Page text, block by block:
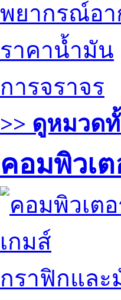
พยากรณ์อา
ราคาน้ำมัน
การจราจร
>> ดูหมวด
คอมพิวเต
เกมส์
กราฟิกและ